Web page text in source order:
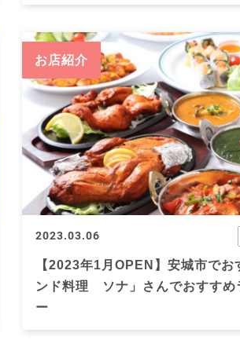
お店紹介
2023.03.06
【2023年1月OPEN】安城市でお
ンド料理 ソナ」さんでおすすめ
ー